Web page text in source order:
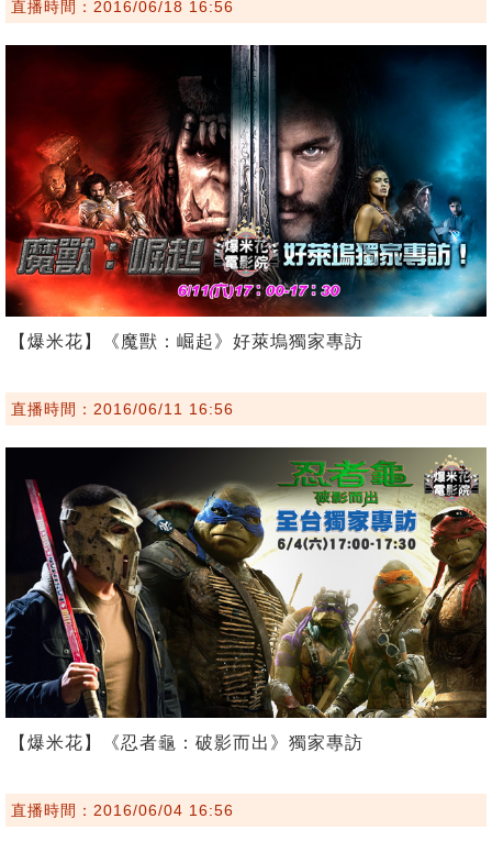
直播時間：2016/06/18 16:56
【爆米花】《魔獸：崛起》好萊塢獨家專訪
直播時間：2016/06/11 16:56
【爆米花】《忍者龜：破影而出》獨家專訪
直播時間：2016/06/04 16:56